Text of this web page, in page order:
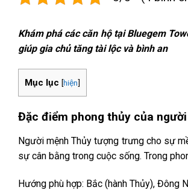
Khám phá các căn hộ tại Bluegem
giúp gia chủ tăng tài lộc và bình an
Mục lục [hiện]
Đặc điểm phong thủy của
Người mệnh Thủy tượng trưng cho sự
sự cân bằng trong cuộc sống. Trong
Hướng phù hợp: Bắc (hành Thủy), Đông